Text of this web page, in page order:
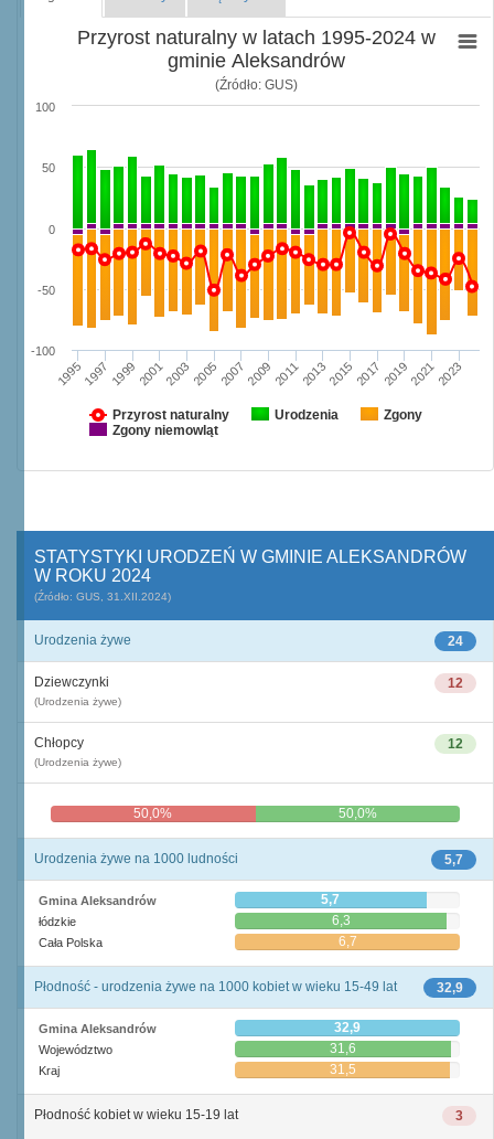
Przyrost naturalny w latach 1995-2024 w
gminie Aleksandrów
(Źródło: GUS)
Przyrost naturalny Urodzenia
Zgony
Zgony niemowląt
19951997 1999200120032005200720092011201320152017 201920212023
-100
-50
0
50
100
STATYSTYKI URODZEŃ W GMINIE ALEKSANDRÓW
W ROKU 2024
(Źródło: GUS, 31.XII.2024)
24
Urodzenia żywe
12
Dziewczynki
(Urodzenia żywe)
12
Chłopcy
(Urodzenia żywe)
50,0% 50,0%
5,7
Urodzenia żywe na 1000 ludności
Gmina Aleksandrów 5,7
łódzkie 6,3
Cała Polska 6,7
32,9
Płodność - urodzenia żywe na 1000 kobiet w wieku 15-49 lat
Gmina Aleksandrów 32,9
Województwo 31,6
Kraj 31,5
3
Płodność kobiet w wieku 15-19 lat